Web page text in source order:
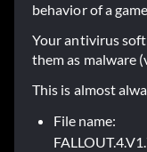
behavior of a
Your antivirus
them as malware
This is almost
File name: